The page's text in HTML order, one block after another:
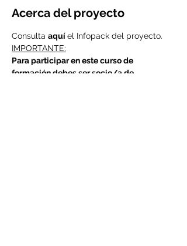
Acerca del proyecto
Consulta aquí el Infopack del proyecto.
IMPORTANTE:
Para participar en este curso de
formación debes ser socio/a de